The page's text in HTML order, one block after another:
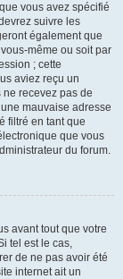
vous avez spécifié
suivre les
également que
même ou soit par
; cette
aviez reçu un
recevez pas de
mauvaise adresse
filtré en tant que
que vous
du forum.
avant tout que votre
tel est le cas,
de ne pas avoir été
internet ait un